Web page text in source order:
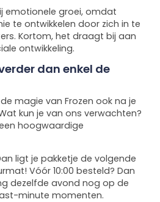
emotionele groei, omdat
te ontwikkelen door zich in te
Kortom, het draagt bij aan
ontwikkeling.
dan enkel de
magie van Frozen ook na je
kun je van ons verwachten?
hoogwaardige
ligt je pakketje de volgende
Vóór 10:00 besteld? Dan
dezelfde avond nog op de
minute momenten.